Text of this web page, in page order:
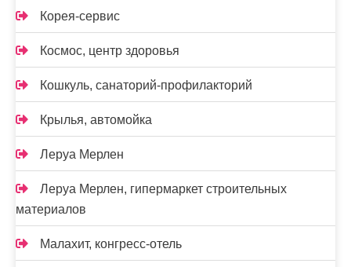
Корея-сервис
Космос, центр здоровья
Кошкуль, санаторий-профилакторий
Крылья, автомойка
Леруа Мерлен
Леруа Мерлен, гипермаркет строительных
материалов
Малахит, конгресс-отель